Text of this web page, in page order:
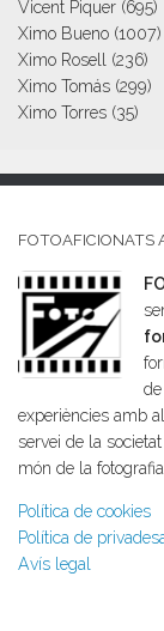
Vicent Piquer (695)
Ximo Bueno (1007)
Ximo Rosell
(236)
Ximo Tomás (299)
Ximo Torres (35)
FOTOAFICIONATS
experiències amb
servei de la
món de la fotografia.
Política de cookies
Política de
Avís legal